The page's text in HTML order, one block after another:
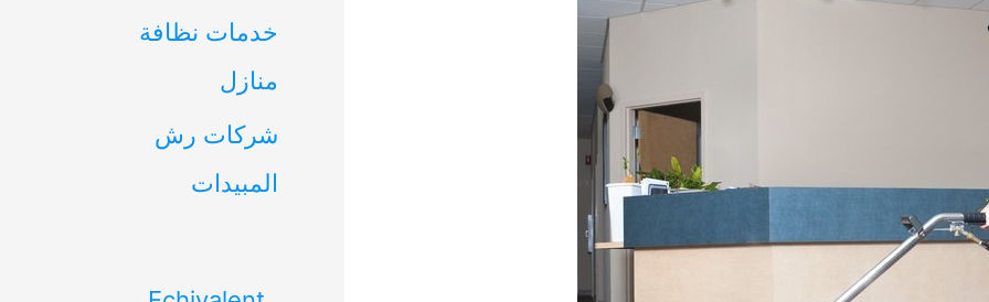
خدمات نظافة
منازل
شركات رش
المبيدات